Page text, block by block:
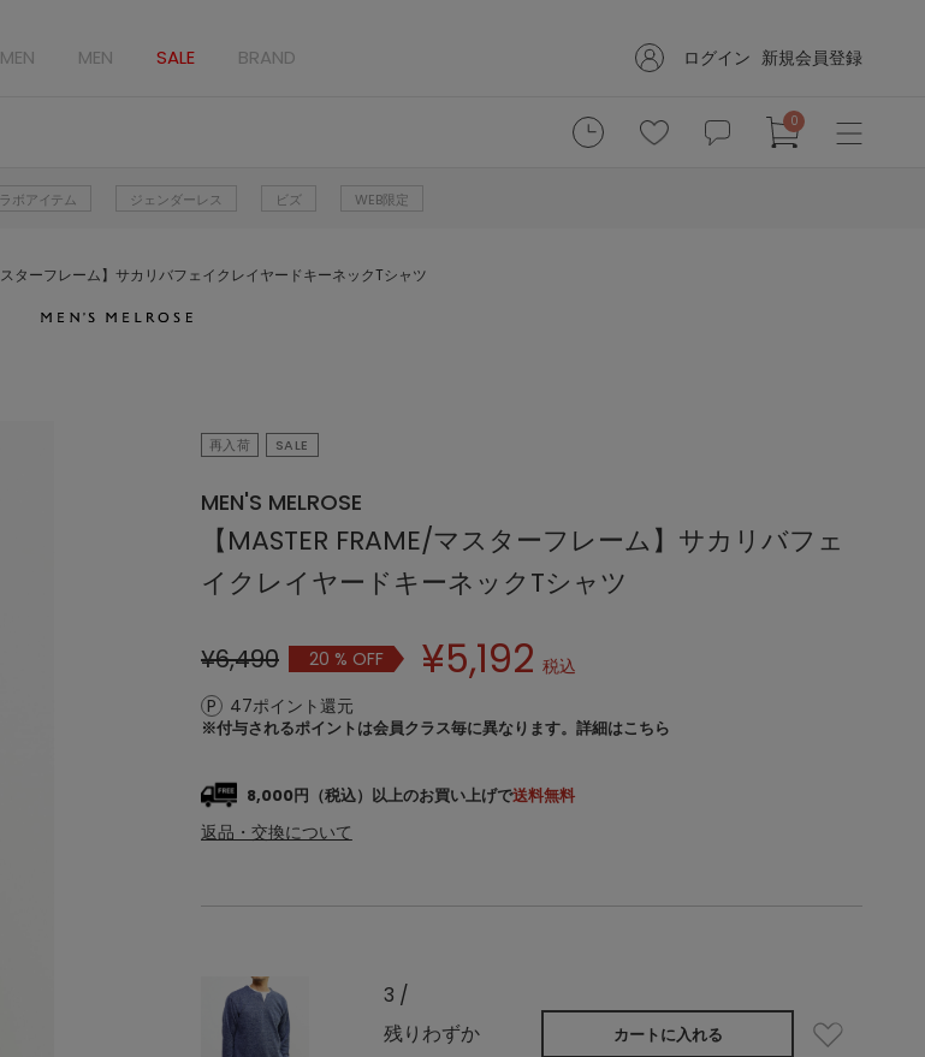
MEN SALE BRAND ログイン 新規会員登録
0
ボアイテム ジェンダーレス ビズ WEB限定
スターフレーム】サカリバフェイクレイヤードキーネックTシャツ
再入荷 SALE
MEN'S MELROSE
【MASTER FRAME/マスターフレーム】サカリバフェ
イクレイヤードキーネックTシャツ
¥6,490 20 % OFF ¥5,192 税込
47ポイント還元
※付与されるポイントは会員クラス毎に異なります。 詳細はこちら
8,000円（税込）以上のお買い上げで送料無料
返品・交換について
3 /
残りわずか
カートに入れる